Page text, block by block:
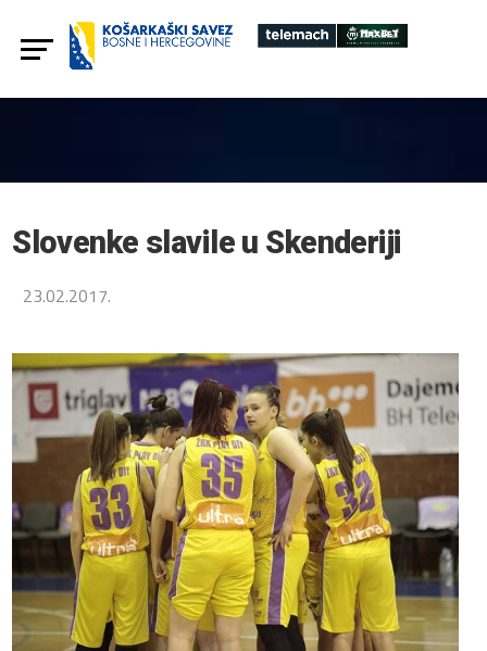
Slovenke slavile u Skenderiji
23.02.2017.